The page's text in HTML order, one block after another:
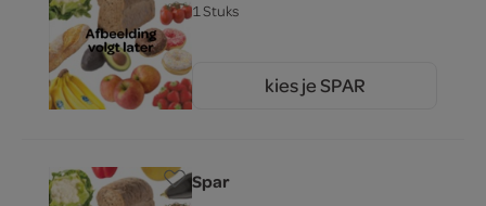
1 Stuks
kies je SPAR
Spar